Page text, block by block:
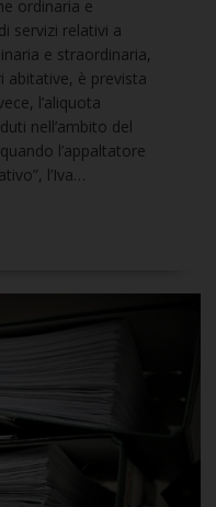
ordinaria e
servizi relativi a
e straordinaria,
abitative, è prevista
l’aliquota
nell’ambito del
l’appaltatore
l’Iva…